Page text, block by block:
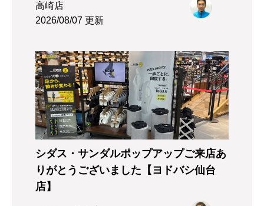
高崎店
2026/08/07 更新
シダス・サンダルポップアップご来店あ
りがとうございました【ヨドバシ仙台
店】